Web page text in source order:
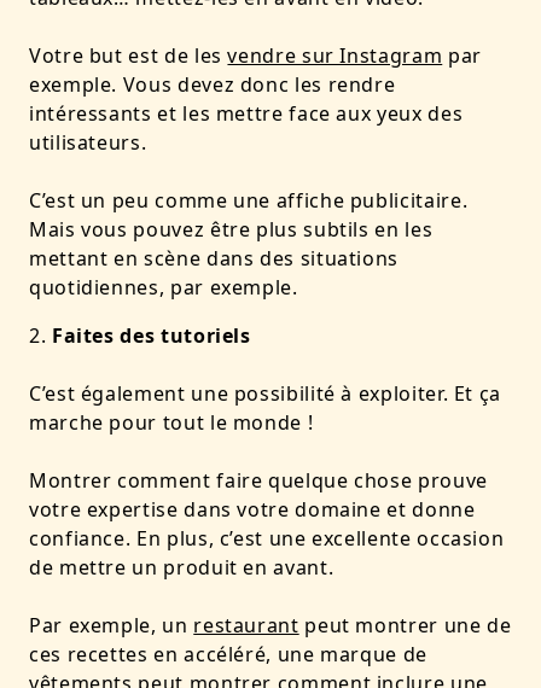
Votre but est de lesvendre sur Instagram par
exemple. Vous devez donc les rendre
intéressants et les mettre face aux yeux des
utilisateurs.
C’est un peu comme une affiche publicitaire.
Mais vous pouvez être plus subtils en les
mettant en scène dans des situations
quotidiennes, par exemple.
Faites des tutoriels
C’est également une possibilité à exploiter. Et ça
marche pour tout le monde !
Montrer comment faire quelque chose prouve
votre expertise dans votre domaine et donne
confiance. En plus, c’est une excellente occasion
de mettre un produit en avant.
Par exemple, un restaurant peut montrer une de
ces recettes en accéléré, une marque de